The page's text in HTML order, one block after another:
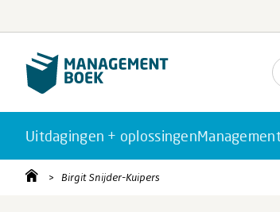
Uitdagingen + oplossingen
Birgit Snijder-Kuipers